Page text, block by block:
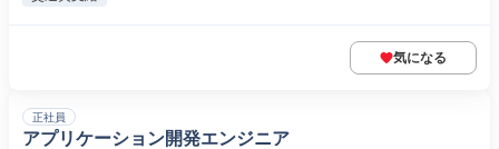
気になる
正社員
アプリケーション開発エンジニア